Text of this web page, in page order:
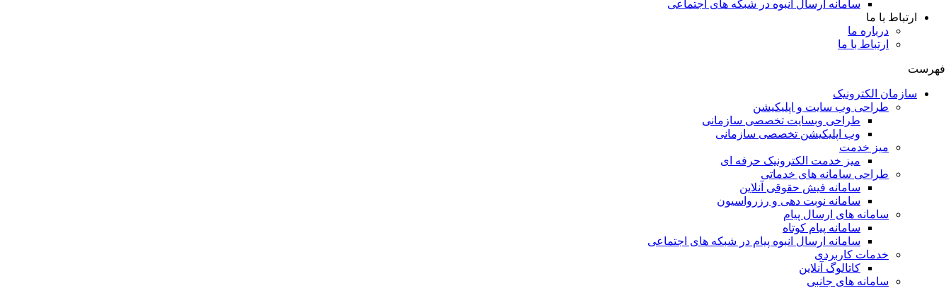
سامانه ارسال انبوه در شبکه های اجتماعی
ارتباط با ما
درباره ما
ارتباط با ما
فهرست
سازمان الکترونیک
طراحی وب سایت و اپلیکیشن
طراحی وبسایت تخصصی سازمانی
وب اپلیکیشن تخصصی سازمانی
میز خدمت
میز خدمت الکترونیک حرفه ای
طراحی سامانه های خدماتی
سامانه فیش حقوقی آنلاین
سامانه نوبت دهی و رزرواسیون
سامانه های ارسال پیام
سامانه پیام کوتاه
سامانه ارسال انبوه پیام در شبکه های اجتماعی
خدمات کاربردی
کاتالوگ آنلاین
سامانه های جانبی